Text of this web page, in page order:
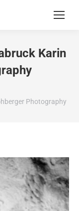
Karin
Photography